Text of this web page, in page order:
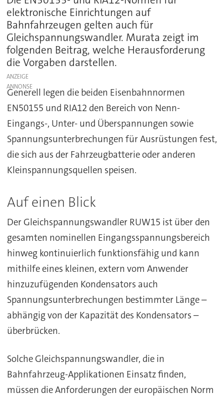
elektronische Einrichtungen auf
Bahnfahrzeugen gelten auch für
Gleichspannungswandler. Murata zeigt im
folgenden Beitrag, welche Herausforderung
die Vorgaben darstellen.
ANZEIGE
Generell legen die beiden Eisenbahnnormen
EN50155 und RIA12 den Bereich von Nenn-
Eingangs-, Unter- und Überspannungen sowie
Spannungsunterbrechungen für Ausrüstungen fest,
die sich aus der Fahrzeugbatterie oder anderen
Kleinspannungsquellen speisen.
Auf einen Blick
Der Gleichspannungswandler RUW15 ist über den
gesamten nominellen Eingangsspannungsbereich
hinweg kontinuierlich funktionsfähig und kann
mithilfe eines kleinen, extern vom Anwender
hinzuzufügenden Kondensators auch
Spannungsunterbrechungen bestimmter Länge –
abhängig von der Kapazität des Kondensators –
überbrücken.
Solche Gleichspannungswandler, die in
Bahnfahrzeug-Applikationen Einsatz finden,
müssen die Anforderungen der europäischen Norm